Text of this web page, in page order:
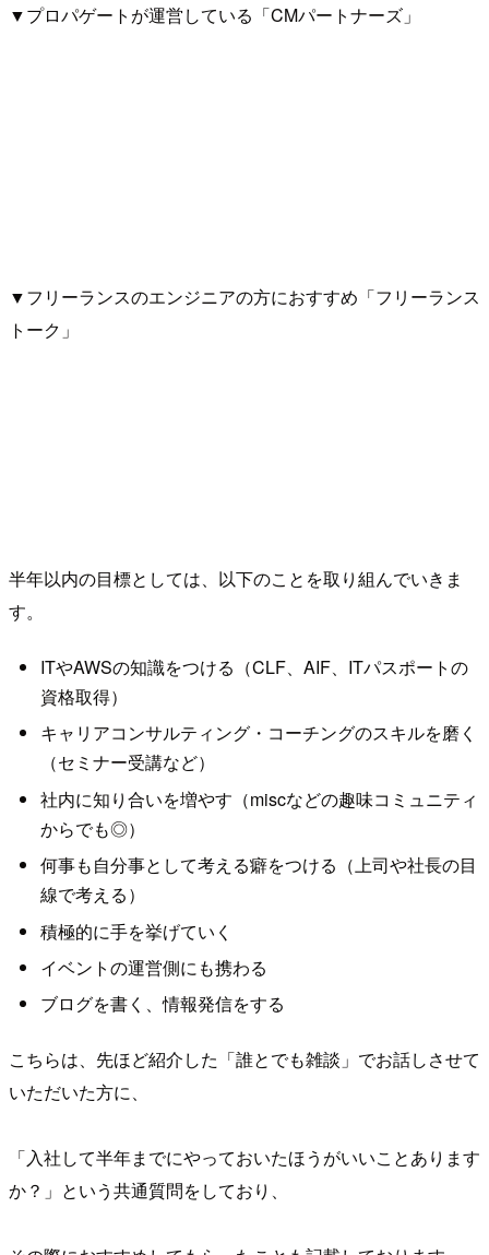
▼プロパゲートが運営している「CMパートナーズ」
▼フリーランスのエンジニアの方におすすめ「フリーランス
トーク」
半年以内の目標としては、以下のことを取り組んでいきま
す。
ITやAWSの知識をつける（CLF、AIF、ITパスポートの
資格取得）
キャリアコンサルティング・コーチングのスキルを磨く
（セミナー受講など）
社内に知り合いを増やす（miscなどの趣味コミュニティ
からでも◎）
何事も自分事として考える癖をつける（上司や社長の目
線で考える）
積極的に手を挙げていく
イベントの運営側にも携わる
ブログを書く、情報発信をする
こちらは、先ほど紹介した「誰とでも雑談」でお話しさせて
いただいた方に、
「入社して半年までにやっておいたほうがいいことあります
か？」という共通質問をしており、